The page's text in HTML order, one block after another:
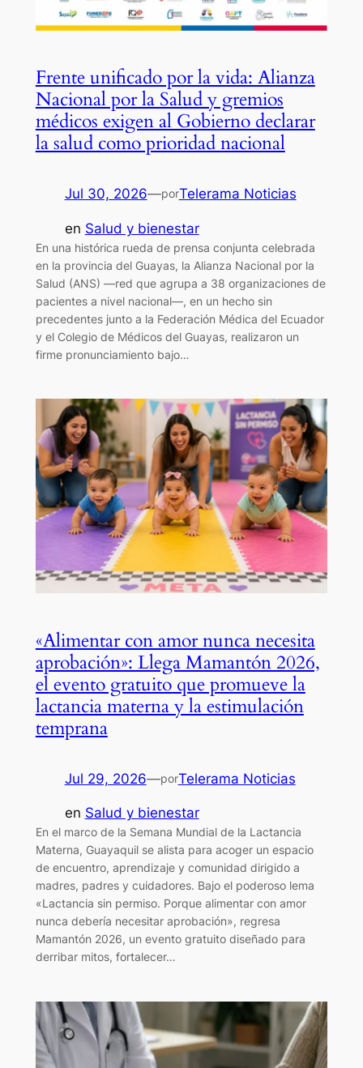
Frente unificado por la vida: Alianza
Nacional por la Salud y gremios
médicos exigen al Gobierno declarar
la salud como prioridad nacional
Jul 30, 2026—porTelerama Noticias
en Salud y bienestar
En una histórica rueda de prensa conjunta celebrada
en la provincia del Guayas, la Alianza Nacional por la
Salud (ANS) —red que agrupa a 38 organizaciones de
pacientes a nivel nacional—, en un hecho sin
precedentes junto a la Federación Médica del Ecuador
y el Colegio de Médicos del Guayas, realizaron un
firme pronunciamiento bajo…
«Alimentar con amor nunca necesita
aprobación»: Llega Mamantón 2026,
el evento gratuito que promueve la
lactancia materna y la estimulación
temprana
Jul 29, 2026—porTelerama Noticias
en Salud y bienestar
En el marco de la Semana Mundial de la Lactancia
Materna, Guayaquil se alista para acoger un espacio
de encuentro, aprendizaje y comunidad dirigido a
madres, padres y cuidadores. Bajo el poderoso lema
«Lactancia sin permiso. Porque alimentar con amor
nunca debería necesitar aprobación», regresa
Mamantón 2026, un evento gratuito diseñado para
derribar mitos, fortalecer…